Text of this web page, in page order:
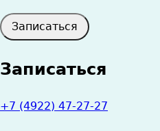
Записаться
+7 (4922) 47-27-27